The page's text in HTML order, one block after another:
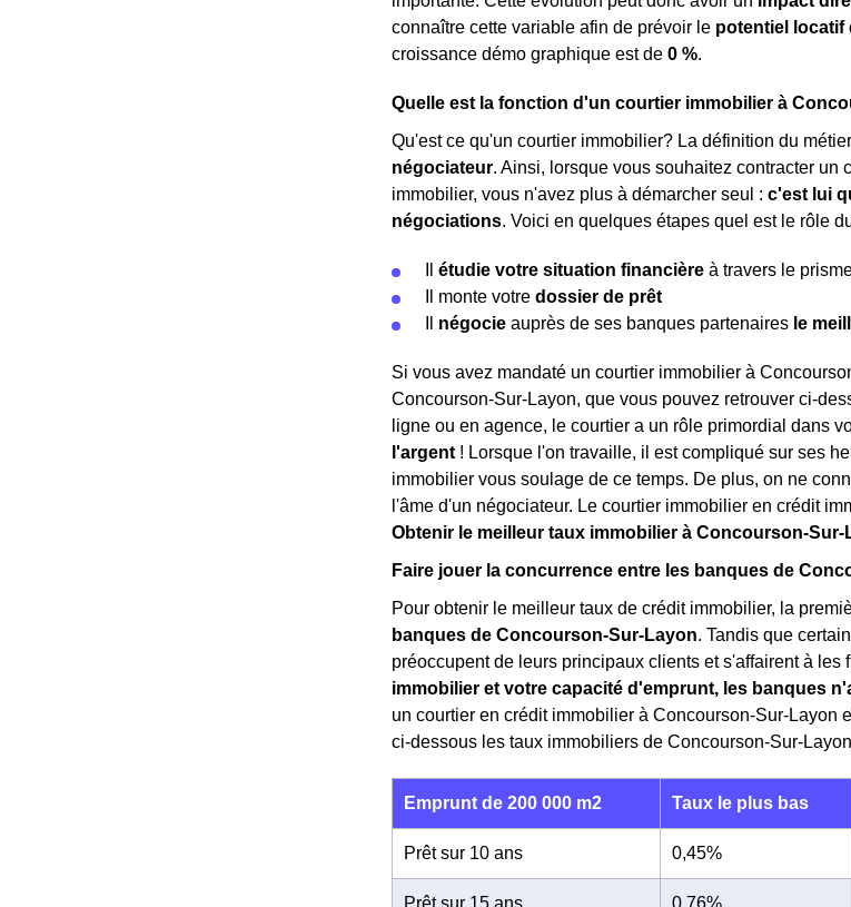
connaître cette variable afin de prévoir le potentiel locatif
croissance démo graphique est de 0 %.
Quelle est la fonction d'un courtier immobilier à
Qu'est ce qu'un courtier immobilier? La définition du
négociateur. Ainsi, lorsque vous souhaitez contracter un
immobilier, vous n'avez plus à démarcher seul : c'est lui
négociations. Voici en quelques étapes quel est le rôle
étudie votre situation financière à travers le
Il monte votre dossier de prêt
négocie auprès de ses banques partenaires le
Si vous avez mandaté un courtier immobilier à
Concourson-Sur-Layon, que vous pouvez retrouver ci-
ligne ou en agence, le courtier a un rôle primordial dans
l'argent ! Lorsque l'on travaille, il est compliqué sur ses
immobilier vous soulage de ce temps. De plus, on ne
l'âme d'un négociateur. Le courtier immobilier en crédit
Obtenir le meilleur taux immobilier à Concourson-Sur-
Faire jouer la concurrence entre les banques de
Pour obtenir le meilleur taux de crédit immobilier, la
banques de Concourson-Sur-Layon. Tandis que
préoccupent de leurs principaux clients et s'affairent à les
immobilier et votre capacité d'emprunt, les banques
un courtier en crédit immobilier à Concourson-Sur-Layon
ci-dessous les taux immobiliers de Concourson-Sur-
Emprunt de 200 000 m2 Taux le plus bas
Prêt sur 10 ans 0,45%
Prêt sur 15 ans 0,76%